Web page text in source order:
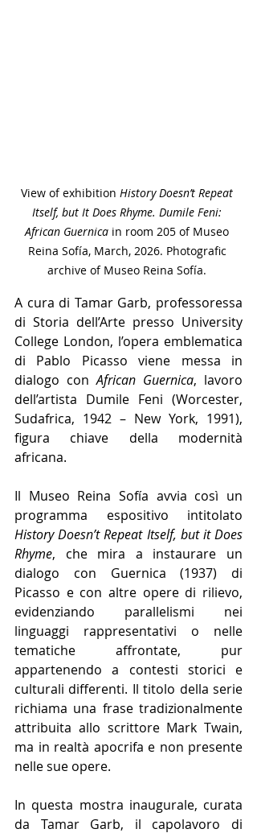
View of exhibition History Doesn’t Repeat
Itself, but It Does Rhyme. Dumile Feni:
African Guernica in room 205 of Museo
Reina Sofía, March, 2026. Photografic
archive of Museo Reina Sofía.
A cura di Tamar Garb, professoressa
di Storia dell’Arte presso University
College London, l’opera emblematica
di Pablo Picasso viene messa in
dialogo con African Guernica, lavoro
dell’artista Dumile Feni (Worcester,
Sudafrica, 1942 – New York, 1991),
figura chiave della modernità
africana.
Il Museo Reina Sofía avvia così un
History Doesn’t Repeat Itself, but it Does
Rhyme, che mira a instaurare un
dialogo con Guernica (1937) di
Picasso e con altre opere di rilievo,
evidenziando parallelismi nei
linguaggi rappresentativi o nelle
tematiche affrontate, pur
appartenendo a contesti storici e
culturali differenti. Il titolo della serie
richiama una frase tradizionalmente
attribuita allo scrittore Mark Twain,
ma in realtà apocrifa e non presente
nelle sue opere.
In questa mostra inaugurale, curata
da Tamar Garb, il capolavoro di